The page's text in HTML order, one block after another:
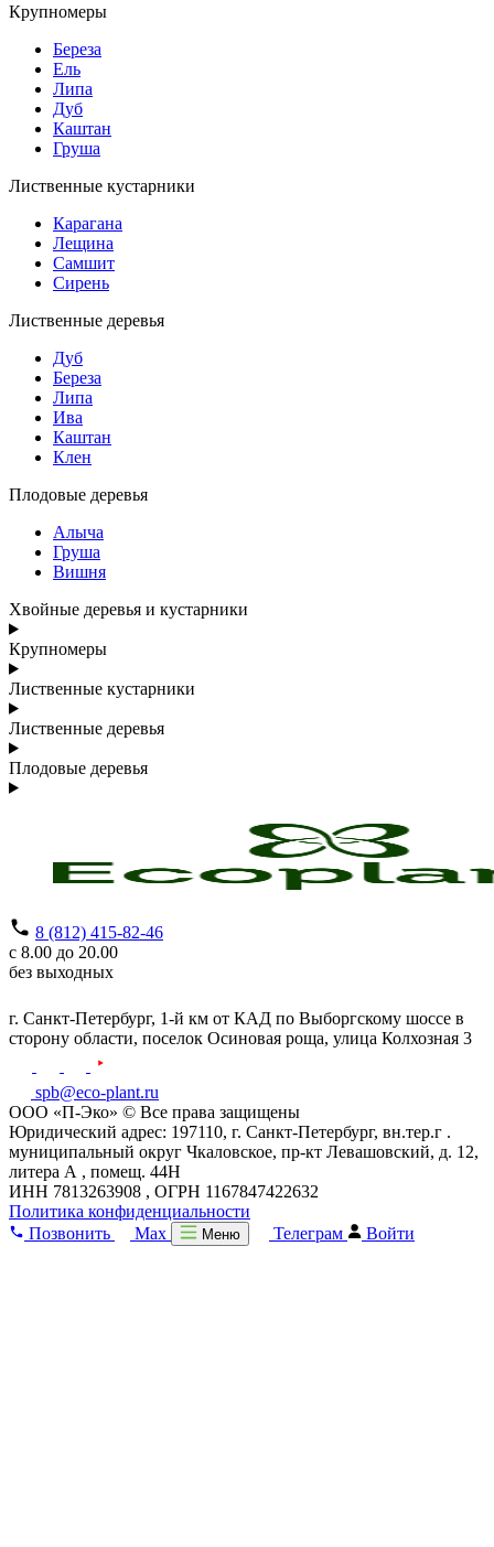
Крупномеры
Береза
Ель
Липа
Дуб
Каштан
Груша
Лиственные кустарники
Карагана
Лещина
Самшит
Сирень
Лиственные деревья
Дуб
Береза
Липа
Ива
Каштан
Клен
Плодовые деревья
Алыча
Груша
Вишня
Хвойные деревья и кустарники
Крупномеры
Лиственные кустарники
Лиственные деревья
Плодовые деревья
8 (812) 415-82-46
с 8.00 до 20.00
без выходных
г. Санкт-Петербург, 1-й км от КАД по Выборгскому шоссе в
сторону области, поселок Осиновая роща, улица Колхозная 3
spb@eco-plant.ru
ООО «П-Эко» © Все права защищены
Юридический адрес: 197110, г. Санкт-Петербург, вн.тер.г .
муниципальный округ Чкаловское, пр-кт Левашовский, д. 12,
литера А , помещ. 44Н
ИНН 7813263908 , ОГРН 1167847422632
Политика конфиденциальности
Позвонить
Max Меню Телеграм Войти